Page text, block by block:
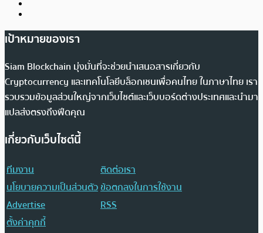
เป้าหมายของเรา
Siam Blockchain มุ่งมั่นที่จะช่วยนำเสนอสารเกี่ยวกับ
Cryptocurrency และเทคโนโลยีบล็อกเชนเพื่อคนไทย ในภาษาไทย เรา
รวบรวมข้อมูลส่วนใหญ่จากเว็บไซต์และเว็บบอร์ดต่างประเทศและนำมา
แปลส่งตรงถึงฟีดคุณ
เกี่ยวกับเว็บไซต์นี้
ทีมงาน
ติดต่อเรา
นโยบายความเป็นส่วนตัวข้อตกลงในการใช้งาน
Advertise
RSS
ตั้งค่าคุกกี้